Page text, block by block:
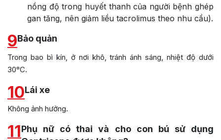
nồng độ trong huyết thanh của người bệnh ghép
gan tăng, nên giảm liều tacrolimus theo nhu cầu).
9Bảo quản
Trong bao bì kín, ở nơi khô, tránh ánh sáng, nhiệt độ dưới
30°C.
10Lái xe
Không ảnh hưởng.
11Phụ nữ có thai và cho con bú sử dụng